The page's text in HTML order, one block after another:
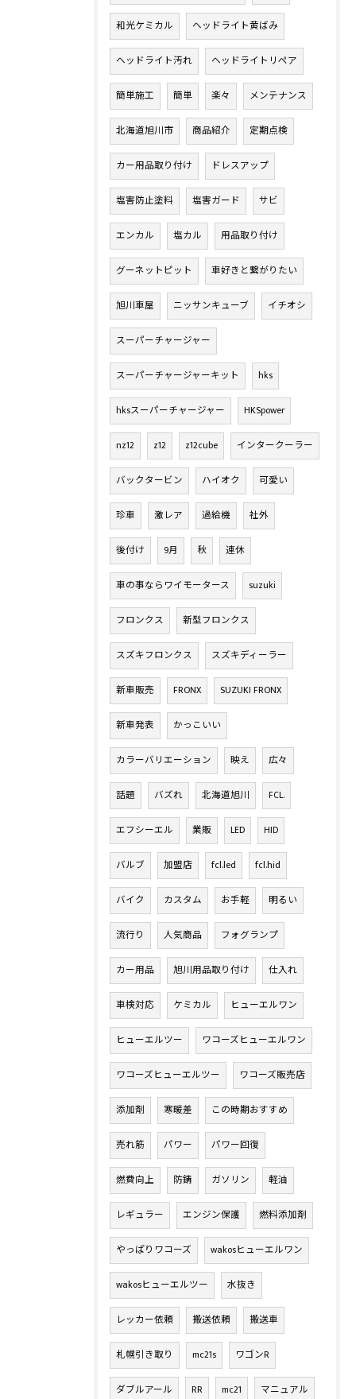
和光ケミカル ヘッドライト黄ばみ
ヘッドライト汚れ ヘッドライトリペア
簡単施工 簡単 楽々 メンテナンス
北海道旭川市 商品紹介 定期点検
カー用品取り付け ドレスアップ
塩害防止塗料 塩害ガード サビ
エンカル 塩カル 用品取り付け
グーネットピット 車好きと繋がりたい
旭川車屋 ニッサンキューブ イチオシ
スーパーチャージャー
スーパーチャージャーキット hks
hksスーパーチャージャー HKSpower
nz12 z12 z12cube インタークーラー
バックタービン ハイオク 可愛い
珍車 激レア 過給機 社外
後付け 9月 秋 連休
車の事ならワイモータース suzuki
フロンクス 新型フロンクス
スズキフロンクス スズキディーラー
新車販売 FRONX SUZUKI FRONX
新車発表 かっこいい
カラーバリエーション 映え 広々
話題 バズれ 北海道旭川 FCL.
エフシーエル 業販 LED HID
バルブ 加盟店 fcl.led fcl.hid
バイク カスタム お手軽 明るい
流行り 人気商品 フォグランプ
カー用品 旭川用品取り付け 仕入れ
車検対応 ケミカル ヒューエルワン
ヒューエルツー ワコーズヒューエルワン
ワコーズヒューエルツー ワコーズ販売店
添加剤 寒暖差 この時期おすすめ
売れ筋 パワー パワー回復
燃費向上 防錆 ガソリン 軽油
レギュラー エンジン保護 燃料添加剤
やっぱりワコーズ wakosヒューエルワン
wakosヒューエルツー 水抜き
レッカー依頼 搬送依頼 搬送車
札幌引き取り mc21s ワゴンR
ダブルアール RR mc21 マニュアル